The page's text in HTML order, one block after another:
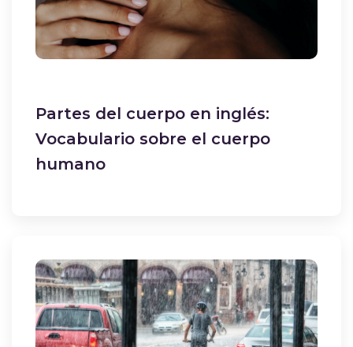
Partes del cuerpo en inglés:
Vocabulario sobre el cuerpo
humano